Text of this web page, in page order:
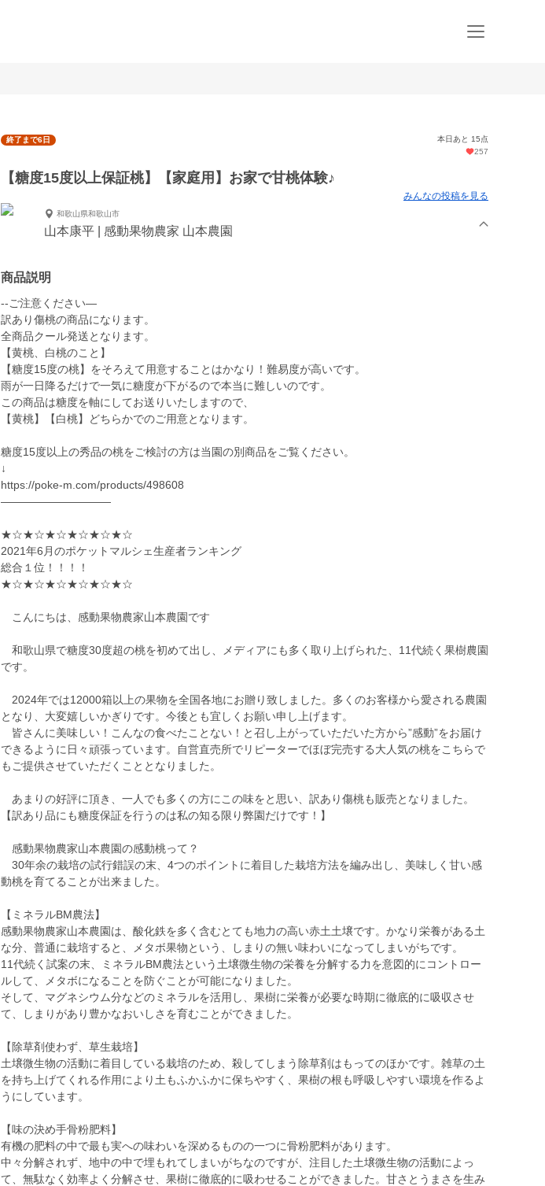
終了まで6日
本日あと 15点
257
【糖度15度以上保証桃】【家庭用】お家で甘桃体験♪
みんなの投稿を見る
和歌山県和歌山市
山本康平 | 感動果物農家 山本農園
商品説明
--ご注意ください—
訳あり傷桃の商品になります。
全商品クール発送となります。
【黄桃、白桃のこと】
【糖度15度の桃】をそろえて用意することはかなり！難易度が高いです。
雨が一日降るだけで一気に糖度が下がるので本当に難しいのです。
この商品は糖度を軸にしてお送りいたしますので、
【黄桃】【白桃】どちらかでのご用意となります。
糖度15度以上の秀品の桃をご検討の方は当園の別商品をご覧ください。
↓
https://poke-m.com/products/498608
——————————
★☆★☆★☆★☆★☆★☆
2021年6月のポケットマルシェ生産者ランキング
総合１位！！！！
★☆★☆★☆★☆★☆★☆
こんにちは、感動果物農家山本農園です
和歌山県で糖度30度超の桃を初めて出し、メディアにも多く取り上げられた、11代続く果樹農園
です。
2024年では12000箱以上の果物を全国各地にお贈り致しました。多くのお客様から愛される農園
となり、大変嬉しいかぎりです。今後とも宜しくお願い申し上げます。
皆さんに美味しい！こんなの食べたことない！と召し上がっていただいた方から”感動”をお届け
できるように日々頑張っています。自営直売所でリピーターでほぼ完売する大人気の桃をこちらで
もご提供させていただくこととなりました。
あまりの好評に頂き、一人でも多くの方にこの味をと思い、訳あり傷桃も販売となりました。
【訳あり品にも糖度保証を行うのは私の知る限り弊園だけです！】
感動果物農家山本農園の感動桃って？
30年余の栽培の試行錯誤の末、4つのポイントに着目した栽培方法を編み出し、美味しく甘い感
動桃を育てることが出来ました。
【ミネラルBM農法】
感動果物農家山本農園は、酸化鉄を多く含むとても地力の高い赤土土壌です。かなり栄養がある土
な分、普通に栽培すると、メタボ果物という、しまりの無い味わいになってしまいがちです。
11代続く試案の末、ミネラルBM農法という土壌微生物の栄養を分解する力を意図的にコントロー
ルして、メタボになることを防ぐことが可能になりました。
そして、マグネシウム分などのミネラルを活用し、果樹に栄養が必要な時期に徹底的に吸収させ
て、しまりがあり豊かなおいしさを育むことができました。
【除草剤使わず、草生栽培】
土壌微生物の活動に着目している栽培のため、殺してしまう除草剤はもってのほかです。雑草の土
を持ち上げてくれる作用により土もふかふかに保ちやすく、果樹の根も呼吸しやすい環境を作るよ
うにしています。
【味の決め手骨粉肥料】
有機の肥料の中で最も実への味わいを深めるものの一つに骨粉肥料があります。
中々分解されず、地中の中で埋もれてしまいがちなのですが、注目した土壌微生物の活動によっ
て、無駄なく効率よく分解させ、果樹に徹底的に吸わせることができました。甘さとうまさを生み